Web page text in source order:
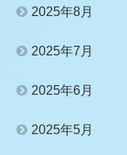
2025年8月
2025年7月
2025年6月
2025年5月